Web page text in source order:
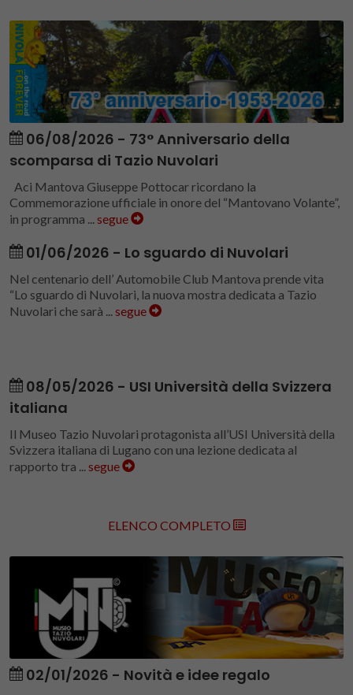
06/08/2026 - 73° Anniversario della
scomparsa di Tazio Nuvolari
Aci Mantova Giuseppe Pottocar ricordano la
Commemorazione ufficiale in onore del “Mantovano Volante”,
in programma ...segue
01/06/2026 - Lo sguardo di Nuvolari
Nel centenario dell’ Automobile Club Mantova prende vita
“Lo sguardo di Nuvolari, la nuova mostra dedicata a Tazio
Nuvolari che sarà ... segue
08/05/2026 - USI Università della Svizzera
italiana
Il Museo Tazio Nuvolari protagonista all’USI Università della
Svizzera italiana di Lugano con una lezione dedicata al
rapporto tra ... segue
ELENCO COMPLETO
02/01/2026 - Novità e idee regalo